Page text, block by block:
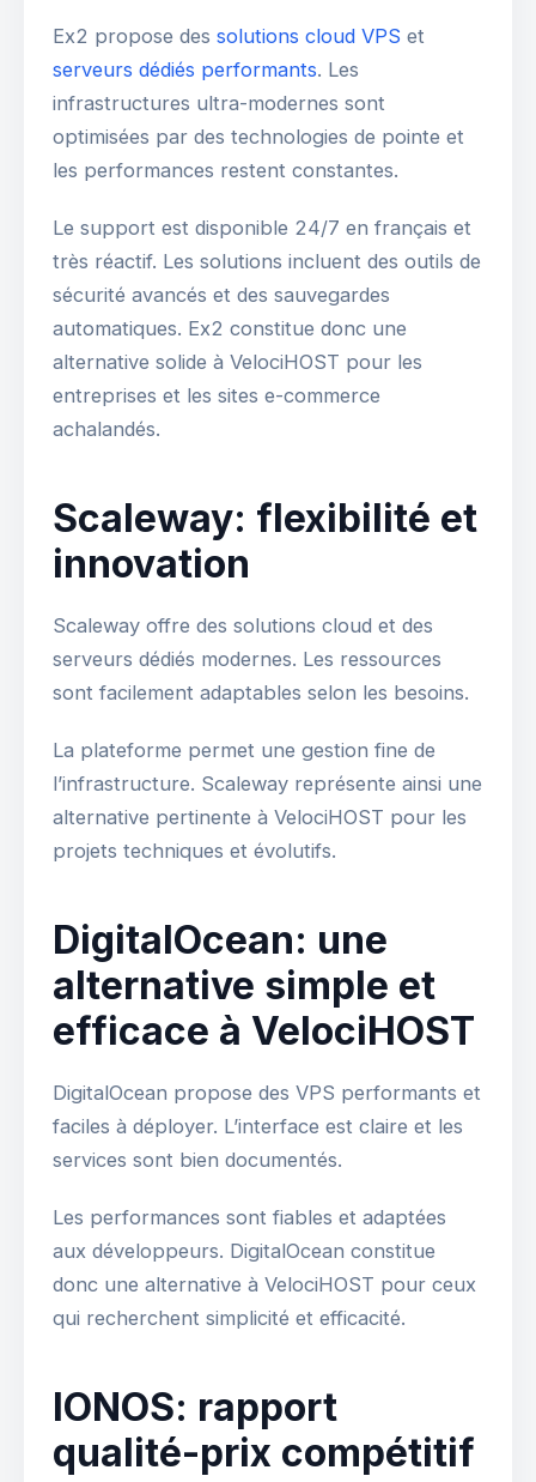
Ex2 propose des solutions cloud VPS et
serveurs dédiés performants. Les
infrastructures ultra-modernes sont
optimisées par des technologies de pointe et
les performances restent constantes.
Le support est disponible 24/7 en français et
très réactif. Les solutions incluent des outils de
sécurité avancés et des sauvegardes
automatiques. Ex2 constitue donc une
alternative solide à VelociHOST pour les
entreprises et les sites e-commerce
achalandés.
Scaleway: flexibilité et
innovation
Scaleway offre des solutions cloud et des
serveurs dédiés modernes. Les ressources
sont facilement adaptables selon les besoins.
La plateforme permet une gestion fine de
l’infrastructure. Scaleway représente ainsi une
alternative pertinente à VelociHOST pour les
projets techniques et évolutifs.
DigitalOcean: une
alternative simple et
efficace à VelociHOST
DigitalOcean propose des VPS performants et
faciles à déployer. L’interface est claire et les
services sont bien documentés.
Les performances sont fiables et adaptées
aux développeurs. DigitalOcean constitue
donc une alternative à VelociHOST pour ceux
qui recherchent simplicité et efficacité.
IONOS: rapport
qualité-prix compétitif